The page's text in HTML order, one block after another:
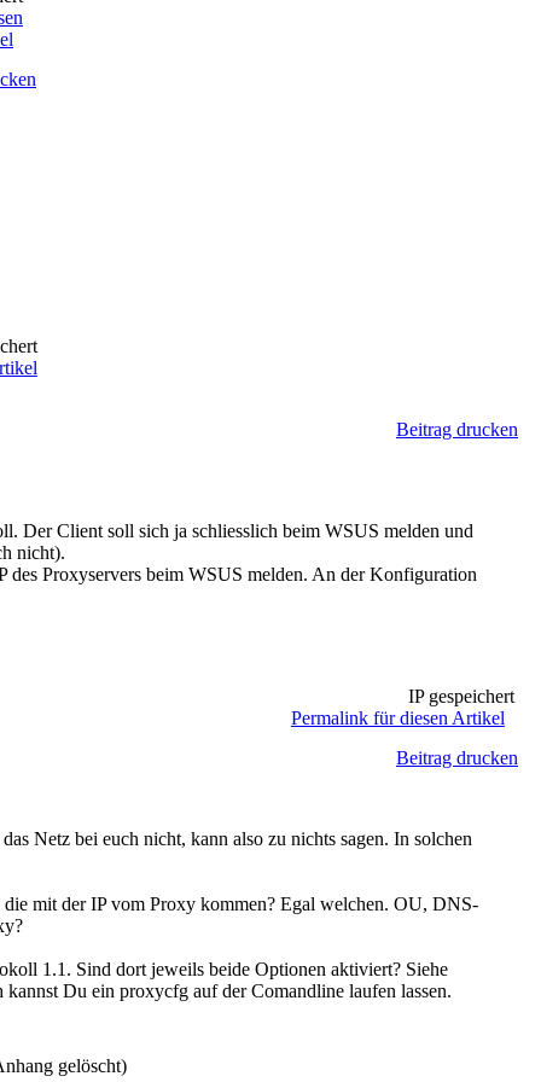
Beitrag drucken
Der Client soll sich ja schliesslich beim WSUS melden und
nicht).
Proxyservers beim WSUS melden. An der Konfiguration
IP gespeichert
Permalink für diesen Artikel
Beitrag drucken
Netz bei euch nicht, kann also zu nichts sagen. In solchen
mit der IP vom Proxy kommen? Egal welchen. OU, DNS-
1.1. Sind dort jeweils beide Optionen aktiviert? Siehe
Du ein proxycfg auf der Comandline laufen lassen.
gelöscht)